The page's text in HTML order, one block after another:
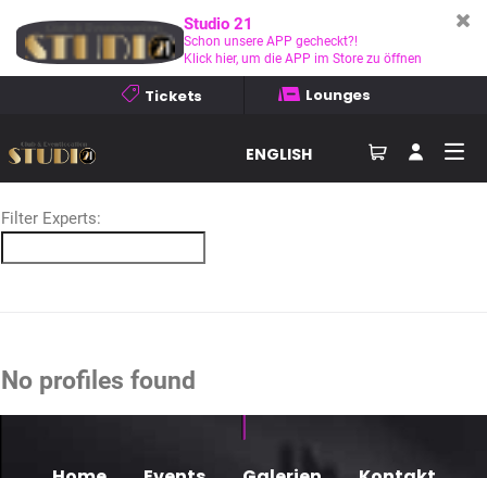
Tickets Lounges
ENGLISH
Use the following filter to show only the matching expert profiles.
Sectors:
Filter Experts:
No profiles found
Studio 21
Schon unsere APP gecheckt?!
Klick hier, um die APP im Store zu öffnen